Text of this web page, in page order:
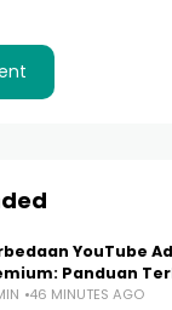
YouTube
Panduan
46 MINUTES AGO